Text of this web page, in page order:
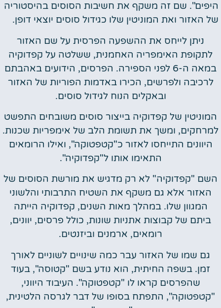
היפים". שם זה משקף את חשיבות הסוסים בהיסטוריה
של האזור ואת המוניטין שלו כגידול סוסים יוצאי דופן.
ניתן לייחס את ההשפעה הפרסית על שם האזור
לתקופת האימפריה האחמנית, ששלטה על קפדוקיה
במאה ה-6 לפני הספירה. הפרסים, הידועים באהבתם
לרכיבה ולפרשים, הכירו באדמות הפוריות של האזור
ובאקלים הנוח לגידול סוסים.
המוניטין של קפדוקיה בייצור סוסים משובחים התפשט
למרחקים, ומשך את תשומת הלב של אימפריות שכנות.
היוונים התייחסו לאזור כ"קטפטוקה", ואילו הרומאים
התאימו אותו ל"קפדוקיה".
השם "קפדוקיה" לא רק מדגיש את מורשת הסוסים של
האזור אלא גם משקף את השטיח התרבותי והלשוני
המגוון שלו. במהלך מאות השנים, קפדוקיה הייתה
ביתם של קבוצות אתניות שונות, כולל פרסים, יוונים,
רומאים, ארמנים וביזנטים.
גם שמו של האזור עבר כמה שינויים לשוניים לאורך
זמן. בשפה החיתית, הוא נודע בשם "קטוסה", בעוד
שהפרסים קראו לו "קטפטוקה". העיבוד היווני,
"קטפטוקה", התפתח בסופו של דבר לגרסה הלטינית,